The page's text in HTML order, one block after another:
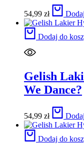
54,99 zł
Dodaj do
Gelish
We Dance?
54,99 zł
Dodaj do